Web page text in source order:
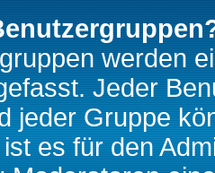
werden
Jeder
jeder Gruppe
es für den